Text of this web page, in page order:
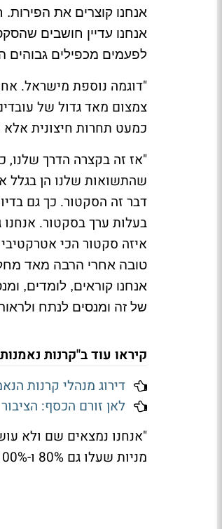
אנחנו קוצרים את הפירות.
אנחנו עדיין חושבים
לפעמים מכפילים גבוהים
צמצום מאד גדול של
כמעט תחרות חיצונית אלא
"אז זה בקצרה הדרך שלנו,
שהתשואות שלנו הן בגלל
דבר זה הסקטור. כך גם
בעלות ערך בסקטור.
איזה סקטור הכי
טובה אחרי הרבה מאד
אנחנו קוראים, לומדים,
של זה ומנסים לנתח
קיראו עוד ב"קרנות
דירוג מנהלי קרנות
לאן זורם הכסף: הציבור הסיט מעל 5 מיליארד שקל
מניות שעלו גם 80% ו-100% ויותר ואנחנו עדיין שמה כי זה חלק מהסיפור של הסקטור שימשיך".